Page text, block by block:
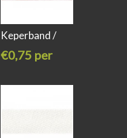
Keperband /
€0,75 per